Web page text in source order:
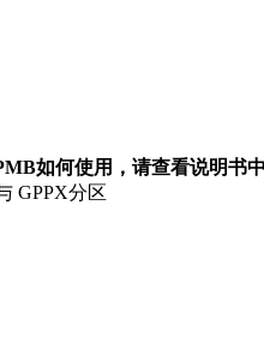
如何使用，请查看说明书
GPPX分区